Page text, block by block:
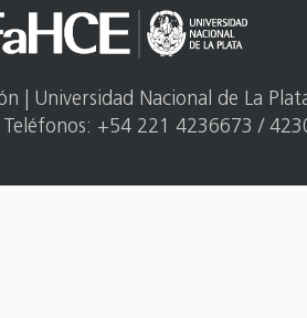
| Universidad Nacional de La
+54 221 4236673 /